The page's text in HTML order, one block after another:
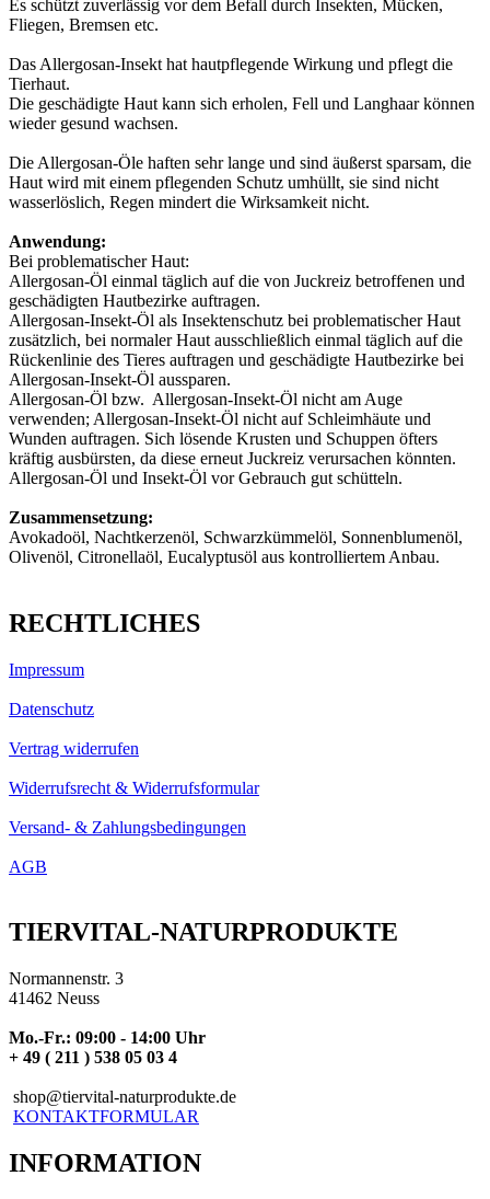
Es schützt zuverlässig vor dem Befall durch Insekten, Mücken,
Fliegen, Bremsen etc.
Das Allergosan-Insekt hat hautpflegende Wirkung und pflegt die
Tierhaut.
Die geschädigte Haut kann sich erholen, Fell und Langhaar können
wieder gesund wachsen.
Die Allergosan-Öle haften sehr lange und sind äußerst sparsam, die
Haut wird mit einem pflegenden Schutz umhüllt, sie sind nicht
wasserlöslich, Regen mindert die Wirksamkeit nicht.
Anwendung:
Bei problematischer Haut:
Allergosan-Öl einmal täglich auf die von Juckreiz betroffenen und
geschädigten Hautbezirke auftragen.
Allergosan-Insekt-Öl als Insektenschutz bei problematischer Haut
zusätzlich, bei normaler Haut ausschließlich einmal täglich auf die
Rückenlinie des Tieres auftragen und geschädigte Hautbezirke bei
Allergosan-Insekt-Öl aussparen.
Allergosan-Öl bzw. Allergosan-Insekt-Öl nicht am Auge
verwenden; Allergosan-Insekt-Öl nicht auf Schleimhäute und
Wunden auftragen. Sich lösende Krusten und Schuppen öfters
kräftig ausbürsten, da diese erneut Juckreiz verursachen könnten.
Allergosan-Öl und Insekt-Öl vor Gebrauch gut schütteln.
Zusammensetzung:
Avokadoöl, Nachtkerzenöl, Schwarzkümmelöl, Sonnenblumenöl,
Olivenöl, Citronellaöl, Eucalyptusöl aus kontrolliertem Anbau.
RECHTLICHES
Impressum
Datenschutz
Vertrag widerrufen
Widerrufsrecht & Widerrufsformular
Versand- & Zahlungsbedingungen
AGB
TIERVITAL-NATURPRODUKTE
Normannenstr. 3
41462 Neuss
Mo.-Fr.: 09:00 - 14:00 Uhr
+ 49 ( 211 ) 538 05 03 4
shop@tiervital-naturprodukte.de
KONTAKTFORMULAR
INFORMATION